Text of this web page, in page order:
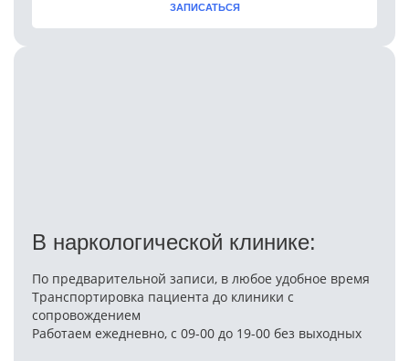
ЗАПИСАТЬСЯ
В наркологической клинике:
По предварительной записи, в любое удобное время
Транспортировка пациента до клиники с
сопровождением
Работаем ежедневно, с 09-00 до 19-00 без выходных